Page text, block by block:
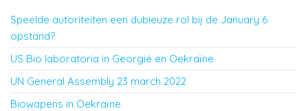
Speelde autoriteiten een dubieuze rol bij de January 6
opstand?
US Bio laboratoria in Georgië en Oekraïne
UN General Assembly 23 march 2022
Biowapens in Oekraïne